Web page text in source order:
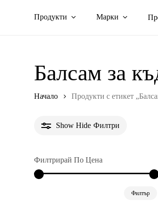
Продукти Марки
Балсам за
Начало Продукти с етикет
Show Hide Филтри
Филтрирай По Цена
Филтър